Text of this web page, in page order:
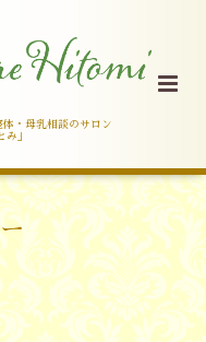
・母乳相談のサロン
み」